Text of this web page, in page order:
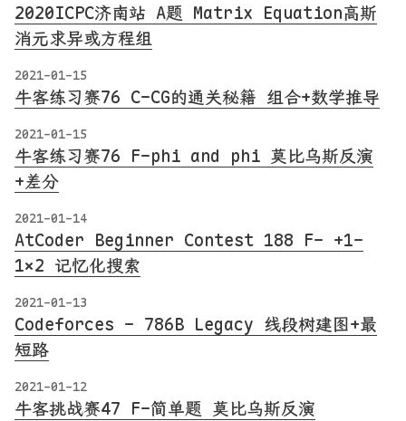
2020ICPC济南站 A题 Matrix Equation高斯
消元求异或方程组
2021-01-15
牛客练习赛76 C-CG的通关秘籍 组合+数学推导
2021-01-15
牛客练习赛76 F-phi and phi 莫比乌斯反演
+差分
2021-01-14
AtCoder Beginner Contest 188 F- +1-
1x2 记忆化搜索
2021-01-13
Codeforces - 786B Legacy 线段树建图+最
短路
2021-01-12
牛客挑战赛47 F-简单题 莫比乌斯反演